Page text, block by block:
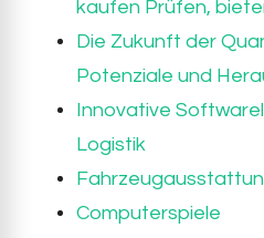
kaufen Prüfen,
Die Zukunft der
Potenziale und
Innovative
Logistik
Computerspiele